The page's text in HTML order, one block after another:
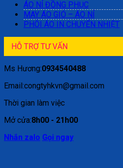
ÁO NỈ ĐỒNG PHỤC
MAY ÁO GIÓ – ÁO NỈ
PHÔI ÁO IN CHUYỂN NHIỆT
HỖ TRỢ TƯ VẤN
Ms Hương:0934540488
Email:congtyhkvn@gmail.com
Thời gian làm việc
Mở cửa:8h00 - 21h00
Nhắn zalo Gọi ngay